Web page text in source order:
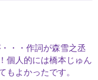
・・作詞が森雪之丞
個人的には橋本じゅん
もよかったです。